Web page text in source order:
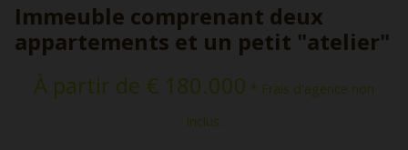
Immeuble comprenant deux
appartements et un petit "atelier"
À partir de € 180.000 * Frais d'agence non
inclus.